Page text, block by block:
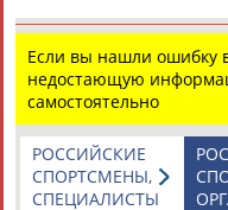
Каримжан
АБДРАХМАНОВ
Аделя
Если вы нашли ошибку
недостающую
самостоятельно
РОССИЙСКИЕ
СПОРТСМЕНЫ,
СПЕЦИАЛИСТЫ